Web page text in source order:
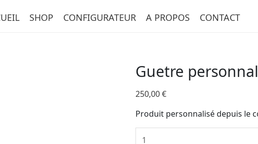
SHOP CONFIGURATEUR A PROPOS CONTACT
Guetre
250,00€
Produit personnalisé depuis le
de